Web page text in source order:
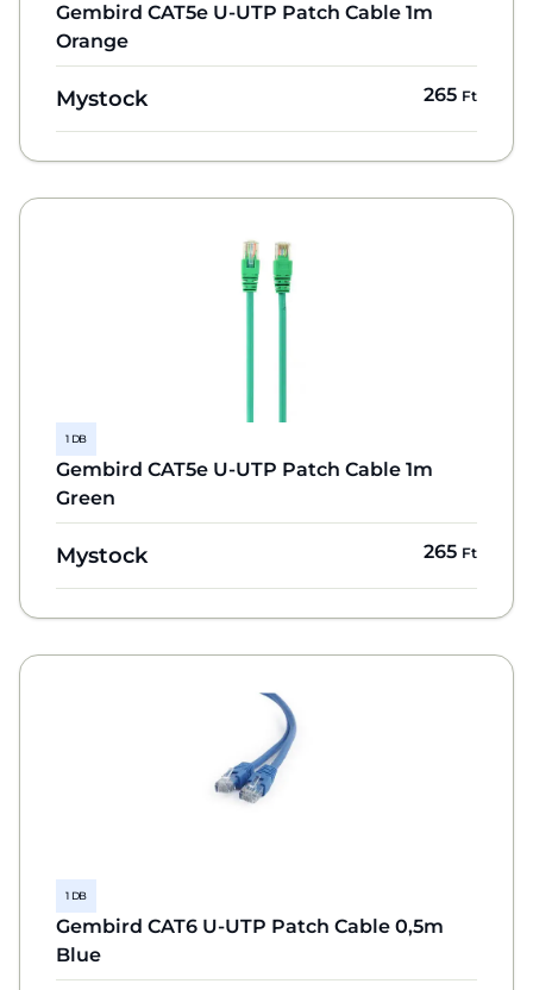
Gembird CAT5e U-UTP Patch Cable 1m
Orange
Mystock 265 Ft
1 DB
Gembird CAT5e U-UTP Patch Cable 1m
Green
Mystock 265 Ft
1 DB
Gembird CAT6 U-UTP Patch Cable 0,5m
Blue